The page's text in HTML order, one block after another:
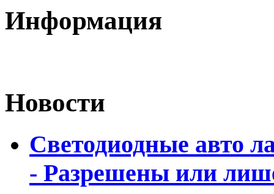
Информация
Новости
Светодиодные авто
- Разрешены или